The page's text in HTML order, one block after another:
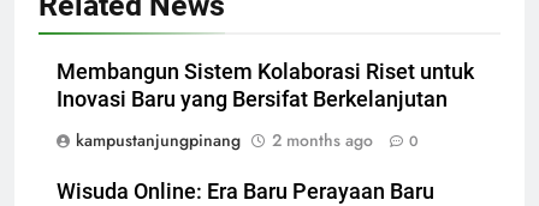
Membangun Sistem Kolaborasi Riset untuk
Inovasi Baru yang Bersifat Berkelanjutan
kampustanjungpinang
2 months ago 0
Wisuda Online: Era Baru Perayaan Baru